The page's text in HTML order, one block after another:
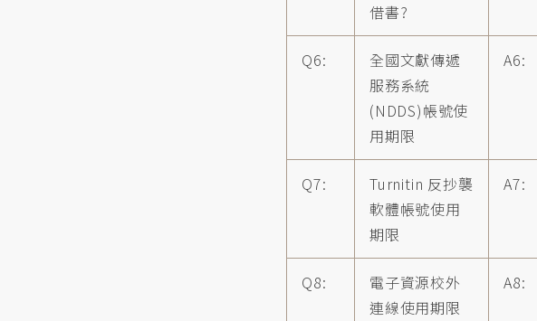
借書?
Q6:
全國文獻傳遞
服務系統
(NDDS)帳號使
用期限
A6:
Q7:
Turnitin 反抄襲
軟體帳號使用
期限
A7:
Q8:
電子資源校外
連線使用期限
A8: